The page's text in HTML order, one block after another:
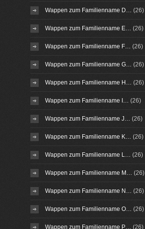
Wappen zum Familienname D… (26)
Wappen zum Familienname E… (26)
Wappen zum Familienname F… (26)
Wappen zum Familienname G… (26)
Wappen zum Familienname H… (26)
Wappen zum Familienname I… (26)
Wappen zum Familienname J… (26)
Wappen zum Familienname K… (26)
Wappen zum Familienname L… (26)
Wappen zum Familienname M… (26)
Wappen zum Familienname N… (26)
Wappen zum Familienname O… (26)
Wappen zum Familienname P… (26)